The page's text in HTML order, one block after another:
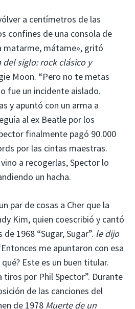
a centímetros de las
confines de una consola de
matarme, mátame», gritó
del siglo: rock clásico y
Moon. “Pero no te metas
fue un incidente aislado.
y apuntó con un arma a
al ex Beatle por los
finalmente pagó 90.000
por las cintas maestras.
a recogerlas, Spector lo
un hacha.
par de cosas a Cher que la
Kim, quien coescribió y cantó
1968 “Sugar, Sugar”. le dijo
me apuntaron con esa
Este es un buen titular.
tiros por Phil Spector”. Durante
de las canciones del
de 1978 Muerte de un